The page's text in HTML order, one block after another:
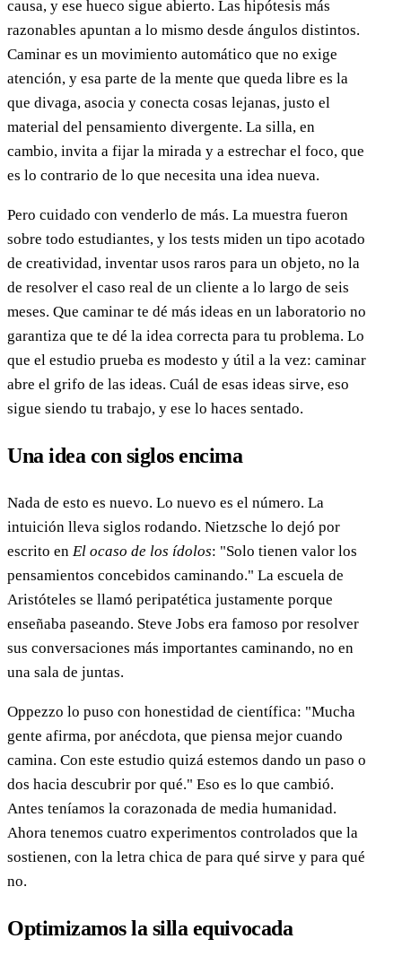
causa, y ese hueco sigue abierto. Las hipótesis más
razonables apuntan a lo mismo desde ángulos distintos.
Caminar es un movimiento automático que no exige
atención, y esa parte de la mente que queda libre es la
que divaga, asocia y conecta cosas lejanas, justo el
material del pensamiento divergente. La silla, en
cambio, invita a fijar la mirada y a estrechar el foco, que
es lo contrario de lo que necesita una idea nueva.
Pero cuidado con venderlo de más. La muestra fueron
sobre todo estudiantes, y los tests miden un tipo acotado
de creatividad, inventar usos raros para un objeto, no la
de resolver el caso real de un cliente a lo largo de seis
meses. Que caminar te dé más ideas en un laboratorio no
garantiza que te dé la idea correcta para tu problema. Lo
que el estudio prueba es modesto y útil a la vez: caminar
abre el grifo de las ideas. Cuál de esas ideas sirve, eso
sigue siendo tu trabajo, y ese lo haces sentado.
Una idea con siglos encima
Nada de esto es nuevo. Lo nuevo es el número. La
intuición lleva siglos rodando. Nietzsche lo dejó por
escrito en El ocaso de los ídolos: "Solo tienen valor los
pensamientos concebidos caminando." La escuela de
Aristóteles se llamó peripatética justamente porque
enseñaba paseando. Steve Jobs era famoso por resolver
sus conversaciones más importantes caminando, no en
una sala de juntas.
Oppezzo lo puso con honestidad de científica: "Mucha
gente afirma, por anécdota, que piensa mejor cuando
camina. Con este estudio quizá estemos dando un paso o
dos hacia descubrir por qué." Eso es lo que cambió.
Antes teníamos la corazonada de media humanidad.
Ahora tenemos cuatro experimentos controlados que la
sostienen, con la letra chica de para qué sirve y para qué
no.
Optimizamos la silla equivocada